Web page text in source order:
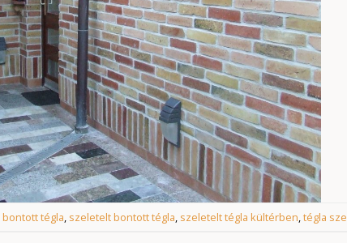
bontott tégla, szeletelt bontott tégla, szeletelt tégla kültérben,tégla